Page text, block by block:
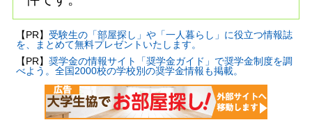
【PR】 受験生の「部屋探し」や「一人暮らし」に役立つ情報誌
を、まとめて無料プレゼントいたします。
【PR】 奨学金の情報サイト「奨学金ガイド」で奨学金制度を調
べよう。全国2000校の学校別の奨学金情報も掲載。